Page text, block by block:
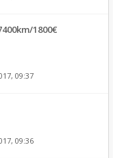
1800€
09:37
09:36